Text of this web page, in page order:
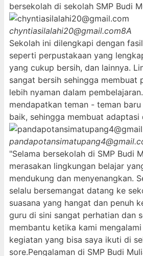
bersekolah di sekolah SMP Budi
chyntiasilalahi20@gmail.com8A
Sekolah ini dilengkapi dengan
seperti perpustakaan yang
yang cukup bersih, dan lainnya.
sangat bersih sehingga membuat
lebih nyaman dalam
mendapatkan teman - teman
baik, sehingga membuat adaptasi
"Selama bersekolah di SMP Budi
merasakan lingkungan belajar
mendukung dan menyenangkan.
selalu bersemangat datang ke
suasana yang hangat dan penuh
guru di sini sangat perhatian dan
membantu ketika kami
kegiatan yang bisa saya ikuti di
sore.Pengalaman di SMP Budi